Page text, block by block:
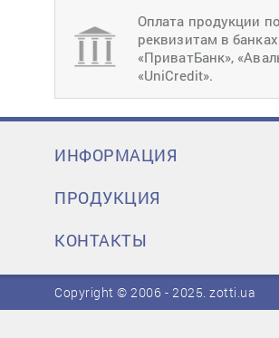
Оплата продукции по
реквизитам в
«ПриватБанк»,
«UniCredit».
ИНФОРМАЦИЯ
ПРОДУКЦИЯ
КОНТАКТЫ
Copyright © 2006 - 2025.zotti.ua